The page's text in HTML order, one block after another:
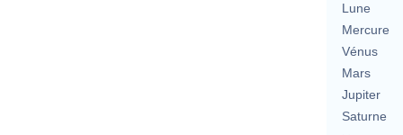
Lune
Mercure
Vénus
Mars
Jupiter
Saturne